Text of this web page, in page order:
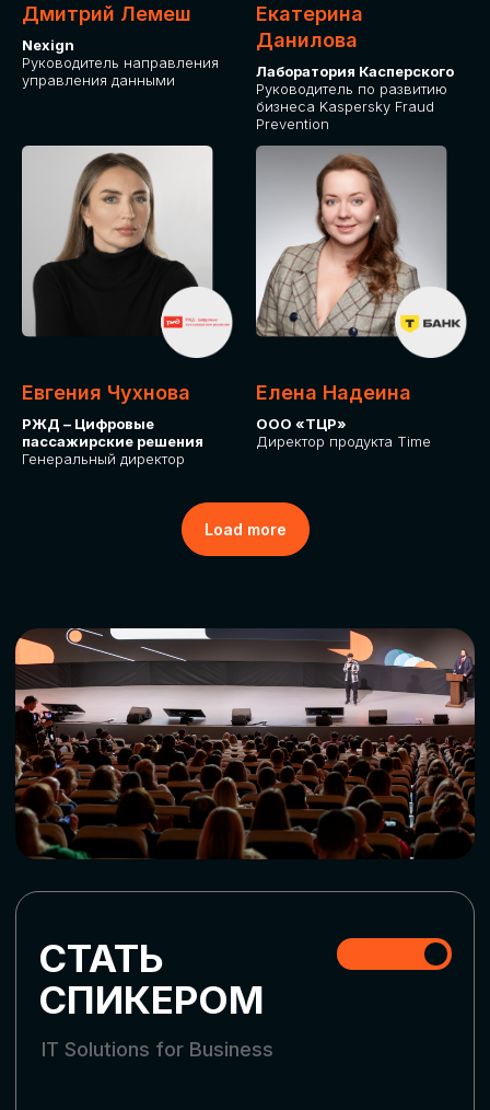
Дмитрий Лемеш
Nexign
Руководитель направления
управления данными
Екатерина
Данилова
Лаборатория Касперского
Руководитель по развитию
бизнеса Kaspersky Fraud
Prevention
Евгения Чухнова
РЖД – Цифровые
пассажирские решения
Генеральный директор
Елена Надеина
ООО «ТЦР»
Директор продукта Time
Load more
ПРИОБРЕСТИ БИЛЕТ